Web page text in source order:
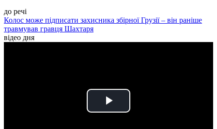
до речі
Колос може підписати захисника збірної Грузії – він раніше
травмував гравця Шахтаря
відео дня
Play